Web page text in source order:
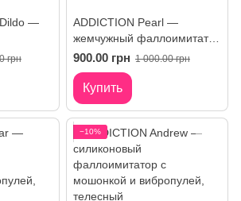
Dildo —
грн
ADDICTION Pearl —
жемчужный фаллоимитатор
с вибропулей
900.00 грн 1 000.00 грн
Купить
−10%